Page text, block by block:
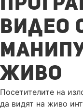
ВИДЕО
ЖИВО
Посетителите на
да видят на живо